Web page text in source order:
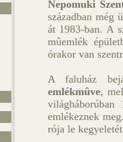
Nepomuki
században még
át 1983-ban. A
mûemlék
órakor van
A faluház
emlékmûve,
emlékeznek
rója le